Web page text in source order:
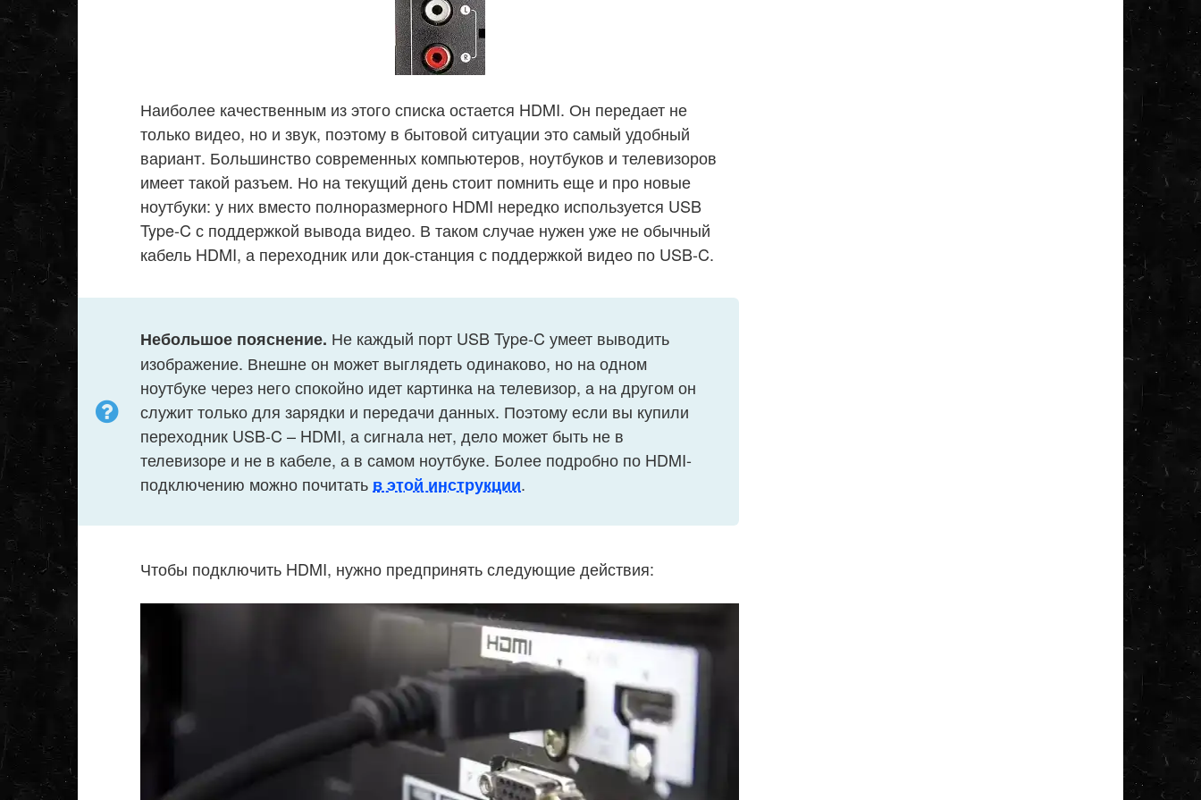
Наиболее качественным из этого списка остается HDMI. Он передает не
только видео, но и звук, поэтому в бытовой ситуации это самый удобный
вариант. Большинство современных компьютеров, ноутбуков и телевизоров
имеет такой разъем. Но на текущий день стоит помнить еще и про новые
ноутбуки: у них вместо полноразмерного HDMI нередко используется USB
Type-C с поддержкой вывода видео. В таком случае нужен уже не обычный
кабель HDMI, а переходник или док-станция с поддержкой видео по USB-C.
Небольшое пояснение. Не каждый порт USB Type-C умеет выводить
изображение. Внешне он может выглядеть одинаково, но на одном
ноутбуке через него спокойно идет картинка на телевизор, а на другом он
служит только для зарядки и передачи данных. Поэтому если вы купили
переходник USB-C – HDMI, а сигнала нет, дело может быть не в
телевизоре и не в кабеле, а в самом ноутбуке. Более подробно по HDMI-
подключению можно почитать в этой инструкции.
Чтобы подключить HDMI, нужно предпринять следующие действия: